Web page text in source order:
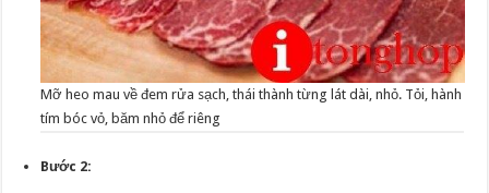
Mỡ heo mau về đem rửa sạch, thái thành từng lát dài, nhỏ. Tỏi, hành
tím bóc vỏ, băm nhỏ để riêng
Bước 2: